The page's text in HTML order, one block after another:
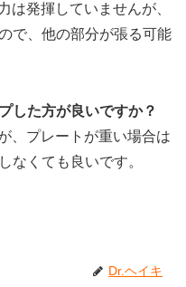
は発揮していませんが、
で、他の部分が張る可能
した方が良いですか？
、プレートが重い場合は
なくても良いです。
Dr.ヘイキ